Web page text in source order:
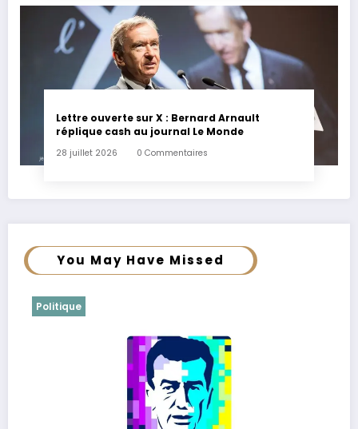
Lettre ouverte sur X : Bernard Arnault
réplique cash au journal Le Monde
28 juillet 2026 0 Commentaires
You May Have Missed
Politique